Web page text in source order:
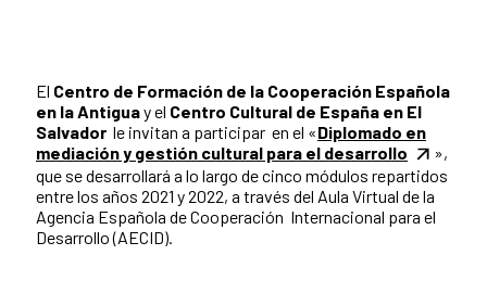
El Centro de Formación de la Cooperación Española
en la Antiguay el Centro Cultural de España en El
Salvador le invitan a participar en el «Diplomado en
mediación y gestión cultural para el desarrollo
»,
que se desarrollará a lo largo de cinco módulos repartidos
entre los años 2021 y 2022, a través del Aula Virtual de la
Agencia Española de Cooperación Internacional para el
Desarrollo (AECID).